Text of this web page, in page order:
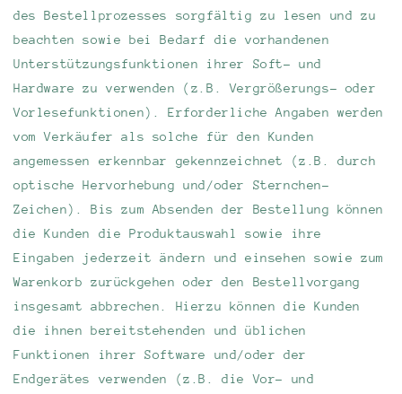
des Bestellprozesses sorgfältig zu lesen und zu
beachten sowie bei Bedarf die vorhandenen
Unterstützungsfunktionen ihrer Soft- und
Hardware zu verwenden (z.B. Vergrößerungs- oder
Vorlesefunktionen). Erforderliche Angaben werden
vom Verkäufer als solche für den Kunden
angemessen erkennbar gekennzeichnet (z.B. durch
optische Hervorhebung und/oder Sternchen-
Zeichen). Bis zum Absenden der Bestellung können
die Kunden die Produktauswahl sowie ihre
Eingaben jederzeit ändern und einsehen sowie zum
Warenkorb zurückgehen oder den Bestellvorgang
insgesamt abbrechen. Hierzu können die Kunden
die ihnen bereitstehenden und üblichen
Funktionen ihrer Software und/oder der
Endgerätes verwenden (z.B. die Vor- und